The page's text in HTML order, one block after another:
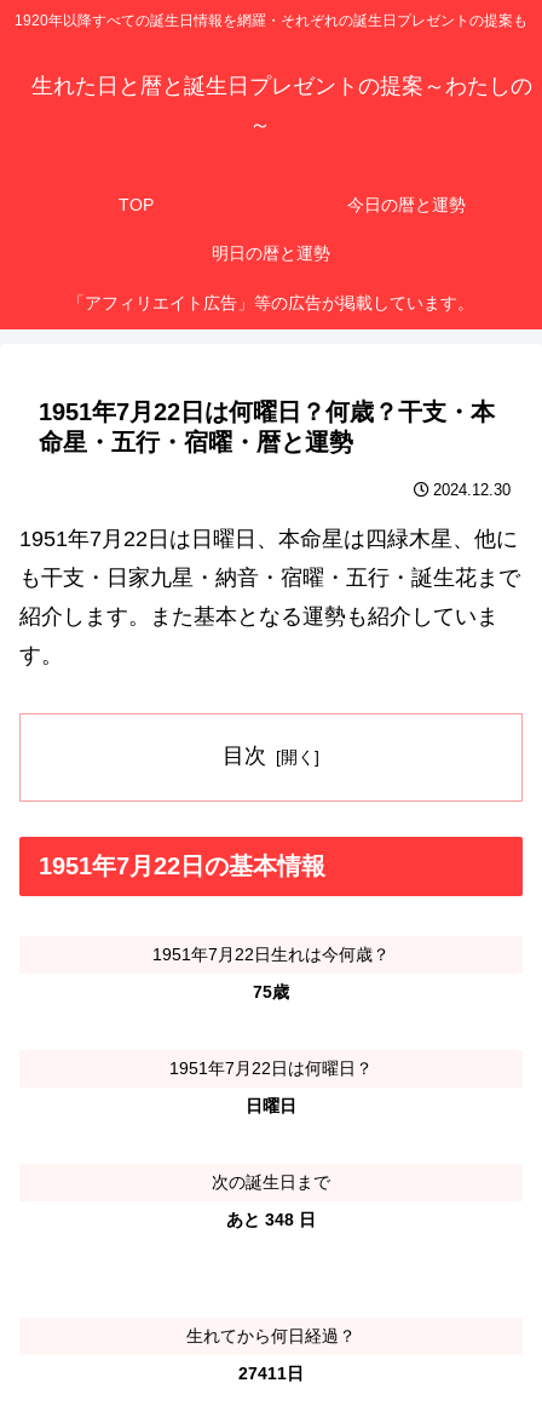
1920年以降すべての誕生日情報を網羅・それぞれの誕生日プレゼントの提案も
生れた日と暦と誕生日プレゼントの提案～わたしの
～
TOP 今日の暦と運勢
明日の暦と運勢
「アフィリエイト広告」等の広告が掲載しています。
1951年7月22日は何曜日？何歳？干支・本
命星・五行・宿曜・暦と運勢
2024.12.30
1951年7月22日は日曜日、本命星は四緑木星、他に
も干支・日家九星・納音・宿曜・五行・誕生花まで
紹介します。また基本となる運勢も紹介していま
す。
目次
1951年7月22日の基本情報
1951年7月22日生れは今何歳？
75歳
1951年7月22日は何曜日？
日曜日
次の誕生日まで
あと 348 日
生れてから何日経過？
27411日